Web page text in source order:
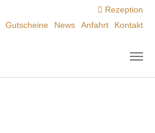
Rezeption
Gutscheine News Anfahrt Kontakt